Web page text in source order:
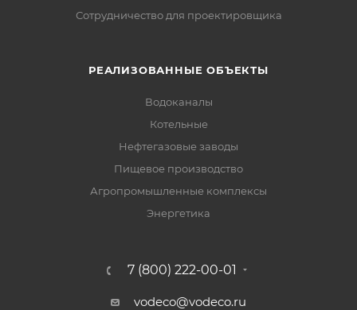
Сотрудничество для проектировщика
РЕАЛИЗОВАННЫЕ ОБЪЕКТЫ
Водоканалы
Котельные
Нефтегазовые заводы
Пищевое производство
Агропромышленные комплексы
Энергетика
7 (800) 222-00-01
vodeco@vodeco.ru